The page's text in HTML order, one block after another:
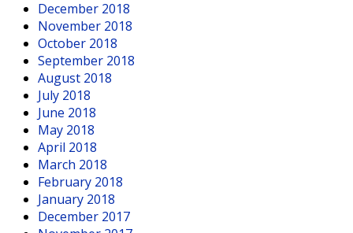
December 2018
November 2018
October 2018
September 2018
August 2018
July 2018
June 2018
May 2018
April 2018
March 2018
February 2018
January 2018
December 2017